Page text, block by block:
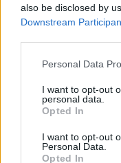
also be disclosed by
Downstream
Please note that this
not limited to your
grant or deny
use your data for
consent section.
Personal Data
I want to opt-out
personal data.
Opted In
I want to opt-out
Personal Data.
Opted In